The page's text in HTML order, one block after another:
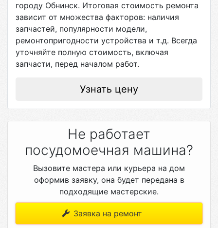
городу Обнинск. Итоговая стоимость ремонта
зависит от множества факторов: наличия
запчастей, популярности модели,
ремонтопригодности устройства и т.д. Всегда
уточняйте полную стоимость, включая
запчасти, перед началом работ.
Узнать цену
Не работает
посудомоечная машина?
Вызовите мастера или курьера на дом
оформив заявку, она будет передана в
подходящие мастерские.
Заявка на ремонт